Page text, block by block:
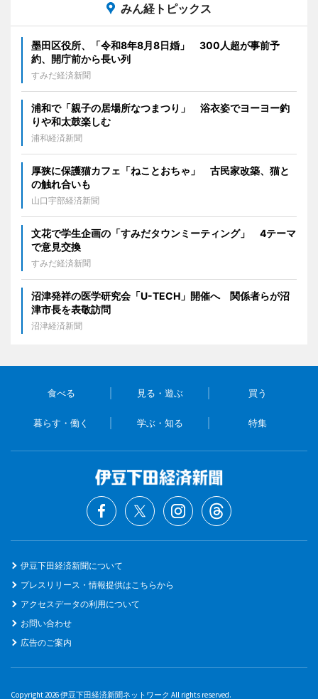
みん経トピックス
墨田区役所、「令和8年8月8日婚」 300人超が事前予
約、開庁前から長い列
すみだ経済新聞
浦和で「親子の居場所なつまつり」 浴衣姿でヨーヨー釣
りや和太鼓楽しむ
浦和経済新聞
厚狭に保護猫カフェ「ねことおちゃ」 古民家改築、猫と
の触れ合いも
山口宇部経済新聞
文花で学生企画の「すみだタウンミーティング」 4テーマ
で意見交換
すみだ経済新聞
沼津発祥の医学研究会「U-TECH」開催へ 関係者らが沼
津市長を表敬訪問
沼津経済新聞
食べる 見る・遊ぶ 買う
暮らす・働く 学ぶ・知る 特集
伊豆下田経済新聞について
プレスリリース・情報提供はこちらから
アクセスデータの利用について
お問い合わせ
広告のご案内
Copyright 2026 伊豆下田経済新聞ネットワーク All rights reserved.